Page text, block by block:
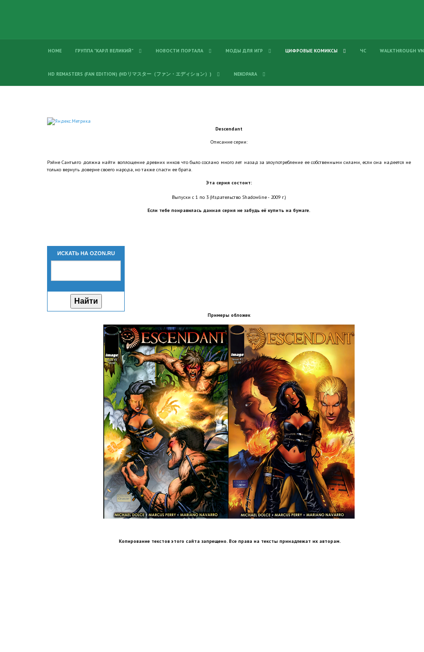
HOME ГРУППА "КАРЛ ВЕЛИКИЙ" НОВОСТИ ПОРТАЛА МОДЫ ДЛЯ ИГР ЦИФРОВЫЕ КОМИКСЫ ЧС WALKTHROUGH VN
HD REMASTERS (FAN EDITION) (HDリマスター（ファン・エディション）) NEKOPARA
Descendant
Описание серии:
Рэйне Сантьяго должна найти воплощение древних инков что было сослано много лет назад за злоупотребление ее собственными силами, если она надеется не
только вернуть доверие своего народа, но также спасти ее брата.
Эта серия состоит:
Выпуски с 1 по 3 (Издательство Shadowline - 2009 г.)
Если тебе понравилась данная серия не забудь её купить на бумаге.
ИСКАТЬ НА OZON.RU
Примеры обложек
Копирование текстов этого сайта запрещено. Все права на тексты принадлежат их авторам.